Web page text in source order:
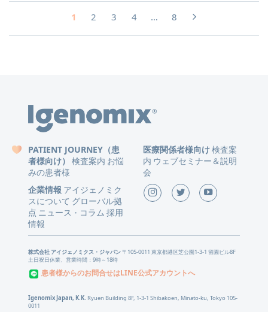
1 2 3 4 … 8
PATIENT JOURNEY（患
者様向け） 検査案内 お悩
みの患者様
医療関係者様向け検査案
内 ウェブセミナー＆説明
会
企業情報 アイジェノミク
スについて グローバル拠
点 ニュース ・ コラム 採用
情報
株式会社 アイジェノミクス・ジャパン〒105-0011 東京都港区芝公園1-3-1 留園ビル8F
土日祝日休業、営業時間：9時～18時
患者様からのお問合せはLINE公式アカウントへ
Igenomix Japan, K.K. Ryuen Building 8F, 1-3-1 Shibakoen, Minato-ku, Tokyo 105-
0011